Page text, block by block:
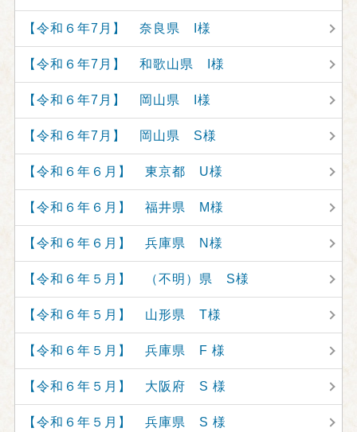
【令和６年7月】 奈良県 I様
【令和６年7月】 和歌山県 I様
【令和６年7月】 岡山県 I様
【令和６年7月】 岡山県 S様
【令和６年６月】 東京都 U様
【令和６年６月】 福井県 M様
【令和６年６月】 兵庫県 N様
【令和６年５月】 （不明）県 S様
【令和６年５月】 山形県 T様
【令和６年５月】 兵庫県 F 様
【令和６年５月】 大阪府 S 様
【令和６年５月】 兵庫県 S 様